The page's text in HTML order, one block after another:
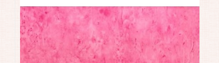
Длина рулона:10
Ширина рулона:
0.52
Материал покрытия:
Акриловое
Страна:Англия
Материал основы:Флизелин
Раппорт:
61